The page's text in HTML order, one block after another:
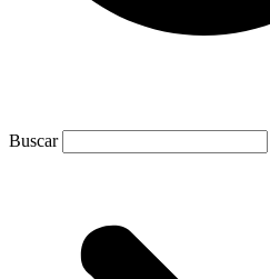
Buscar